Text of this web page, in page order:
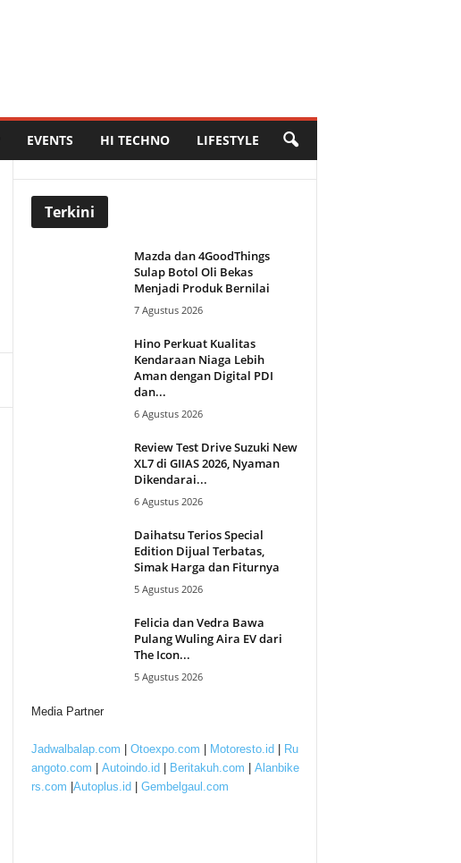
EVENTS HI TECHNO LIFESTYLE
Terkini
Mazda dan 4GoodThings
Sulap Botol Oli Bekas
Menjadi Produk Bernilai
7 Agustus 2026
Hino Perkuat Kualitas
Kendaraan Niaga Lebih
Aman dengan Digital PDI
dan...
6 Agustus 2026
Review Test Drive Suzuki New
XL7 di GIIAS 2026, Nyaman
Dikendarai...
6 Agustus 2026
Daihatsu Terios Special
Edition Dijual Terbatas,
Simak Harga dan Fiturnya
5 Agustus 2026
Felicia dan Vedra Bawa
Pulang Wuling Aira EV dari
The Icon...
5 Agustus 2026
Media Partner
Jadwalbalap.com Otoexpo.com Motoresto.id
Ru
angoto.com
Autoindo.id Beritakuh.com
Alanbike
rs.com Autoplus.id Gembelgaul.com